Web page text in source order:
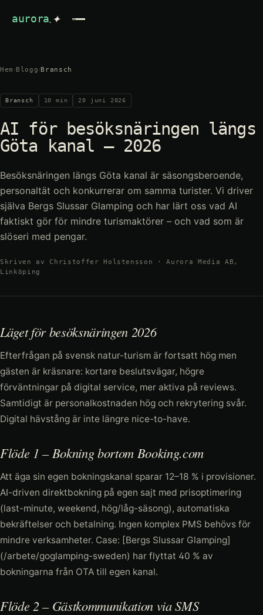
aurora.✦
Hem ›Blogg›Bransch
Bransch 10 min 20 juni 2026
AI för besöksnäringen längs
Göta kanal – 2026
Besöksnäringen längs Göta kanal är säsongsberoende,
personaltät och konkurrerar om samma turister. Vi driver
själva Bergs Slussar Glamping och har lärt oss vad AI
faktiskt gör för mindre turismaktörer – och vad som är
slöseri med pengar.
Skriven av Christoffer Holstensson · Aurora Media AB,
Linköping
Läget för besöksnäringen 2026
Efterfrågan på svensk natur-turism är fortsatt hög men
gästen är kräsnare: kortare beslutsvägar, högre
förväntningar på digital service, mer aktiva på reviews.
Samtidigt är personalkostnaden hög och rekrytering svår.
Digital hävstång är inte längre nice-to-have.
Flöde 1 – Bokning bortom Booking.com
Att äga sin egen bokningskanal sparar 12–18 % i provisioner.
AI-driven direktbokning på egen sajt med prisoptimering
(last-minute, weekend, hög/låg-säsong), automatiska
bekräftelser och betalning. Ingen komplex PMS behövs för
mindre verksamheter. Case: [Bergs Slussar Glamping]
(/arbete/goglamping-sweden) har flyttat 40 % av
bokningarna från OTA till egen kanal.
Flöde 2 – Gästkommunikation via SMS